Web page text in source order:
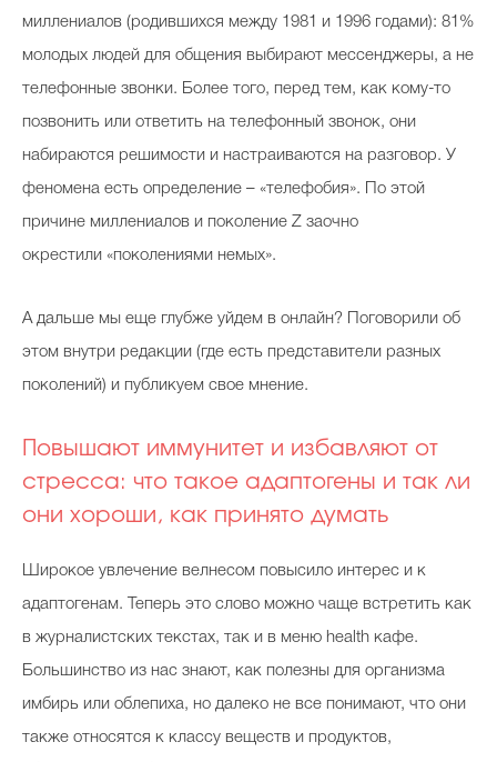
миллениалов (родившихся между 1981 и 1996 годами): 81%
молодых людей для общения выбирают мессенджеры, а не
телефонные звонки. Более того, перед тем, как кому-то
позвонить или ответить на телефонный звонок, они
набираются решимости и настраиваются на разговор. У
феномена есть определение – «телефобия». По этой
причине миллениалов и поколение Z заочно
окрестили «поколениями немых».
А дальше мы еще глубже уйдем в онлайн? Поговорили об
этом внутри редакции (где есть представители разных
поколений) и публикуем свое мнение.
Повышают иммунитет и избавляют от
стресса: что такое адаптогены и так ли
они хороши, как принято думать
Широкое увлечение велнесом повысило интерес и к
адаптогенам. Теперь это слово можно чаще встретить как
в журналистских текстах, так и в меню health кафе.
Большинство из нас знают, как полезны для организма
имбирь или облепиха, но далеко не все понимают, что они
также относятся к классу веществ и продуктов,